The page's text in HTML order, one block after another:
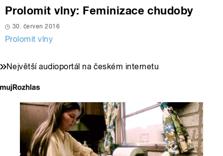
Prolomit vlny: Feminizace chudoby
30. červen 2016
Prolomit vlny
Největší audioportál na českém internetu